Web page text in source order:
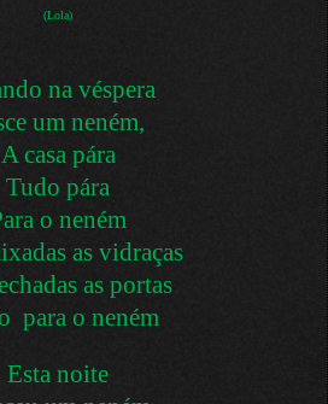
(Lola)
na véspera
um neném,
A casa pára
Tudo pára
o neném
as vidraças
as portas
para o neném
Esta noite